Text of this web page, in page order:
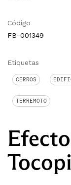
Código
FB-001349
Etiquetas
CERROS
TERREMOTO